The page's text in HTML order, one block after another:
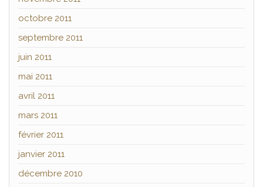
octobre 2011
septembre 2011
juin 2011
mai 2011
avril 2011
mars 2011
février 2011
janvier 2011
décembre 2010